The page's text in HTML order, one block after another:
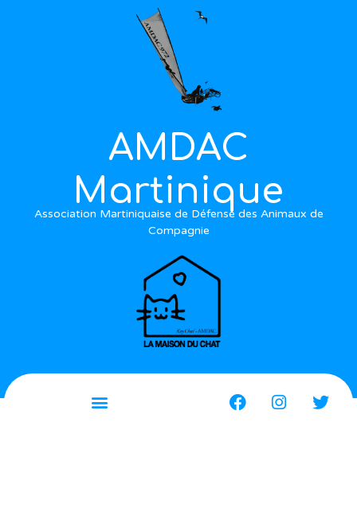
AMDAC
Martinique
Association Martiniquaise de Défense des Animaux de
Compagnie